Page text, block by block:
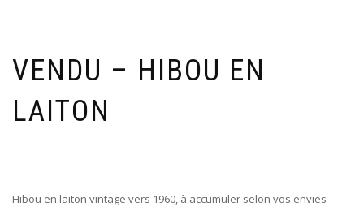
VENDU – HIBOU EN
LAITON
Hibou en laiton vintage vers 1960, à accumuler selon vos envies